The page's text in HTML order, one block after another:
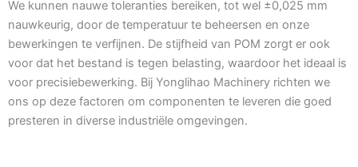
We kunnen nauwe toleranties bereiken, tot wel ±0,025 mm
nauwkeurig, door de temperatuur te beheersen en onze
bewerkingen te verfijnen. De stijfheid van POM zorgt er ook
voor dat het bestand is tegen belasting, waardoor het ideaal is
voor precisiebewerking. Bij Yonglihao Machinery richten we
ons op deze factoren om componenten te leveren die goed
presteren in diverse industriële omgevingen.